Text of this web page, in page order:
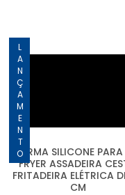
LANÇAMENTO
FORMA SILICONE
FRYER ASSADEIRA
FRITADEIRA ELÉTRICA
CM